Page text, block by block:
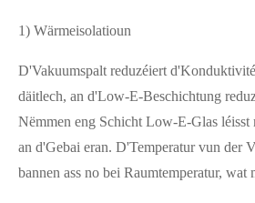
1) Wärmeisolatioun
D'Vakuumspalt reduzéiert
däitlech, an d'Low-E-Beschichtung
Nëmmen eng Schicht Low-E-Glas
an d'Gebai eran. D'Temperatur vun der
bannen ass no bei Raumtemperatur, wat